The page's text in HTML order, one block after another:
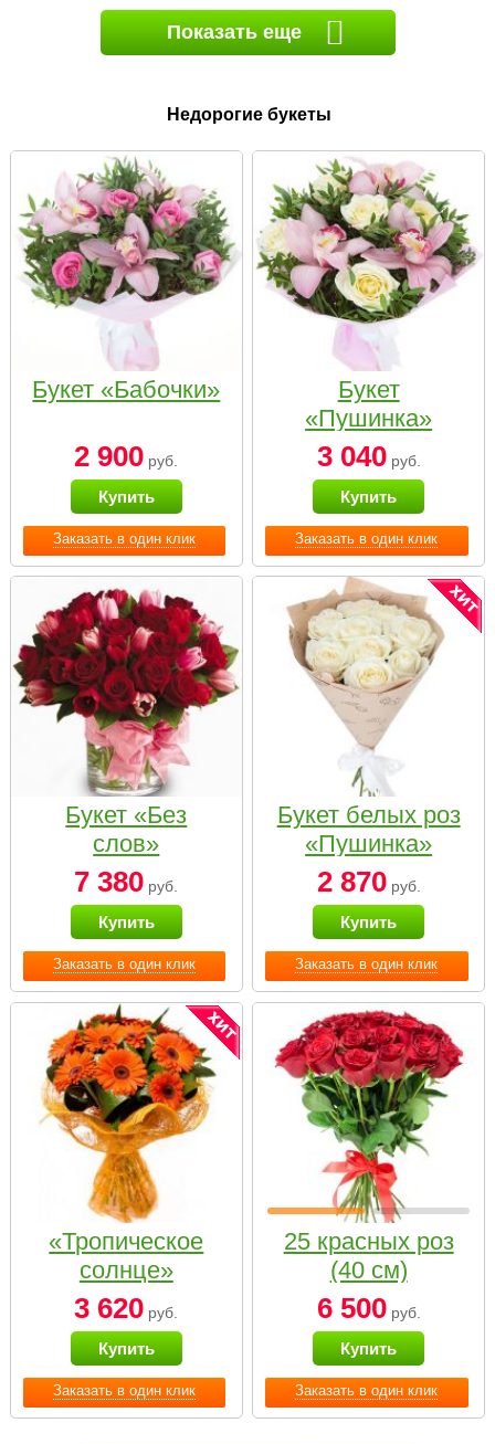
Показать еще
Недорогие букеты
Заказать в один клик
Букет «Бабочки»
2 900 руб.
Купить
Заказать в один клик
Букет
«Пушинка»
3 040руб.
Купить
Заказать в один клик
Букет «Без
слов»
7 380 руб.
Купить
Заказать в один клик
Букет белых роз
«Пушинка»
2 870руб.
Купить
Заказать в один клик
«Тропическое
солнце»
3 620 руб.
Купить
Заказать в один клик
25 красных роз
(40 см)
6 500руб.
Купить